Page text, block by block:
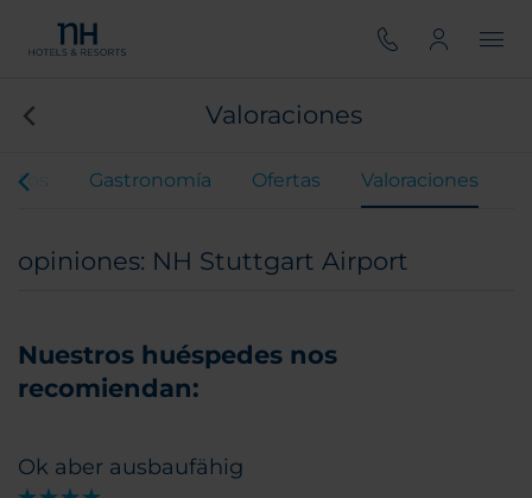
Valoraciones
Gastronomía Ofertas Valoraciones
opiniones: NH Stuttgart Airport
Nuestros huéspedes nos
recomiendan:
Ok aber ausbaufähig